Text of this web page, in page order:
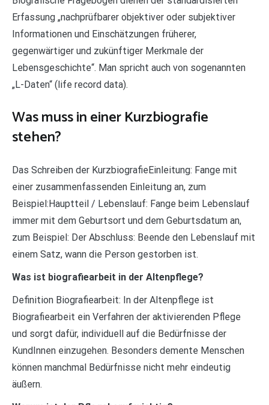
Erfassung „nachprüfbarer objektiver oder subjektiver
Informationen und Einschätzungen früherer,
gegenwärtiger und zukünftiger Merkmale der
Lebensgeschichte“. Man spricht auch von sogenannten
„L-Daten“ (life record data).
Was muss in einer Kurzbiografie
stehen?
Das Schreiben der KurzbiografieEinleitung: Fange mit
einer zusammenfassenden Einleitung an, zum
Beispiel:Hauptteil / Lebenslauf: Fange beim Lebenslauf
immer mit dem Geburtsort und dem Geburtsdatum an,
zum Beispiel: Der Abschluss: Beende den Lebenslauf mit
einem Satz, wann die Person gestorben ist.
Was ist biografiearbeit in der Altenpflege?
Definition Biografiearbeit: In der Altenpflege ist
Biografiearbeit ein Verfahren der aktivierenden Pflege
und sorgt dafür, individuell auf die Bedürfnisse der
KundInnen einzugehen. Besonders demente Menschen
können manchmal Bedürfnisse nicht mehr eindeutig
äußern.